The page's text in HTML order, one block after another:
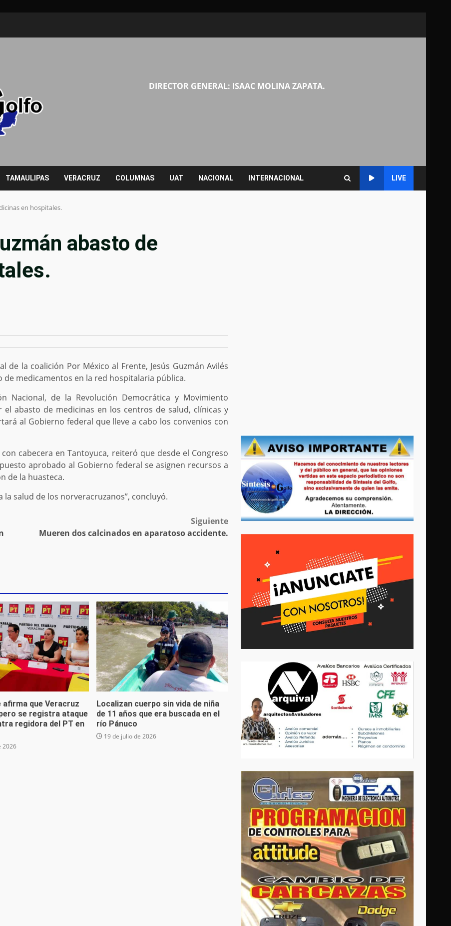
DIRECTOR GENERAL: ISAAC MOLINA ZAPATA.
TAMAULIPAS VERACRUZ COLUMNAS UAT NACIONAL INTERNACIONAL LIVE
en hospitales.
abasto de
de la coalición Por México al Frente, Jesús Guzmán Avilés
medicamentos en la red hospitalaria pública.
Nacional, de la Revolución Democrática y Movimiento
abasto de medicinas en los centros de salud, clínicas y
al Gobierno federal que lleve a cabo los convenios con
cabecera en Tantoyuca, reiteró que desde el Congreso
aprobado al Gobierno federal se asignen recursos a
de la huasteca.
salud de los norveracruzanos”, concluyó.
Siguiente
Mueren dos calcinados en aparatoso accidente.
afirma que Veracruz
se registra ataque
regidora del PT en
2026
Localizan cuerpo sin vida de niña
de 11 años que era buscada en el
río Pánuco
19 de julio de 2026